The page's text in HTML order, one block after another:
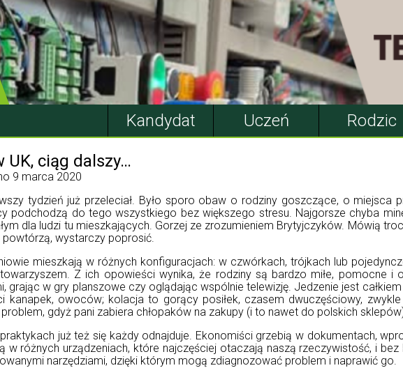
Kandydat Uczeń Rodzic
UK, ciąg dalszy…
9 marca 2020
tydzień już przeleciał. Było sporo obaw o rodziny goszczące, o miejsca
podchodzą do tego wszystkiego bez większego stresu. Najgorsze chyba
dla ludzi tu mieszkających. Gorzej ze zrozumieniem Brytyjczyków. Mówią
wystarczy poprosić.
mieszkają w różnych konfiguracjach: w czwórkach, trójkach lub
Z ich opowieści wynika, że rodziny są bardzo miłe, pomocne
grając w gry planszowe czy oglądając wspólnie telewizję. Jedzenie jest
kanapek, owoców; kolacja to gorący posiłek, czasem dwuczęściowy,
gdyż pani zabiera chłopaków na zakupy (i to nawet do polskich
już też się każdy odnajduje. Ekonomiści grzebią w dokumentach,
w różnych urządzeniach, które najczęściej otaczają naszą rzeczywistość, i
narzędziami, dzięki którym mogą zdiagnozować problem i naprawić go.